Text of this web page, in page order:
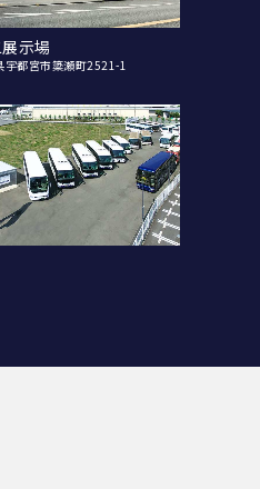
示場
宇都宮市簗瀬町2521-1